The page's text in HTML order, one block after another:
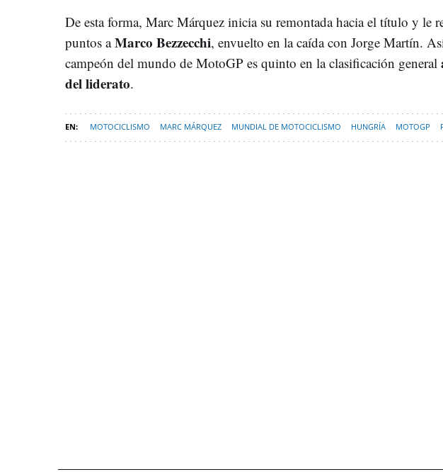
De esta forma, Marc Márquez inicia su remontada hacia el título y le
puntos aMarco Bezzecchi, envuelto en la caída con Jorge Martín.
campeón del mundo de MotoGP es quinto en la clasificación general
del liderato.
MOTOCICLISMO MARC MÁRQUEZ MUNDIAL DE MOTOCICLISMO HUNGRÍA MOTOGP